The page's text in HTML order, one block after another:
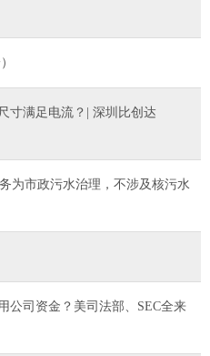
寸满足电流？| 深圳比创达
为市政污水治理，不涉及核污水
公司资金？美司法部、SEC全来